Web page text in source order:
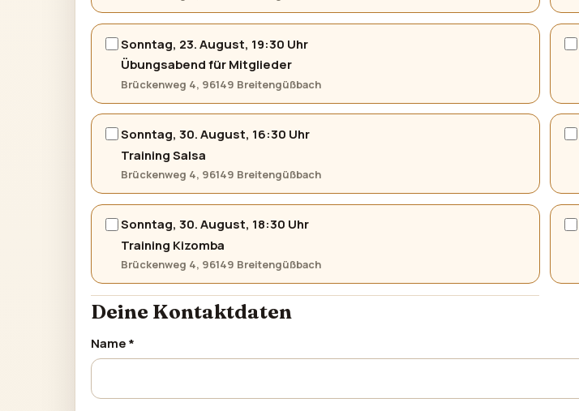
Sonntag, 23. August, 19:30 Uhr
Übungsabend für Mitglieder
Brückenweg 4, 96149 Breitengüßbach
Sonntag, 30. August, 16:30 Uhr
Training Salsa
Brückenweg 4, 96149 Breitengüßbach
Sonntag, 30. August, 18:30 Uhr
Training Kizomba
Brückenweg 4, 96149 Breitengüßbach
Deine Kontaktdaten
Name *